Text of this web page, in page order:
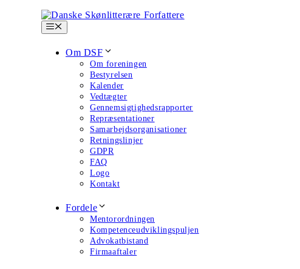
Menu
Om DSF
Om foreningen
Bestyrelsen
Kalender
Vedtægter
Gennemsigtighedsrapporter
Repræsentationer
Samarbejdsorganisationer
Retningslinjer
GDPR
FAQ
Logo
Kontakt
Fordele
Mentorordningen
Kompetenceudviklingspuljen
Advokatbistand
Firmaaftaler